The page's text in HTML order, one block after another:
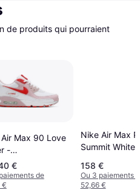
de produits qui pourraient
Max 90 Love
-
Red/Pink
€
de
€
Nike Air Max
Summit White/
Silver/Pink
158 €
Ou 3 paiements
52,66 €